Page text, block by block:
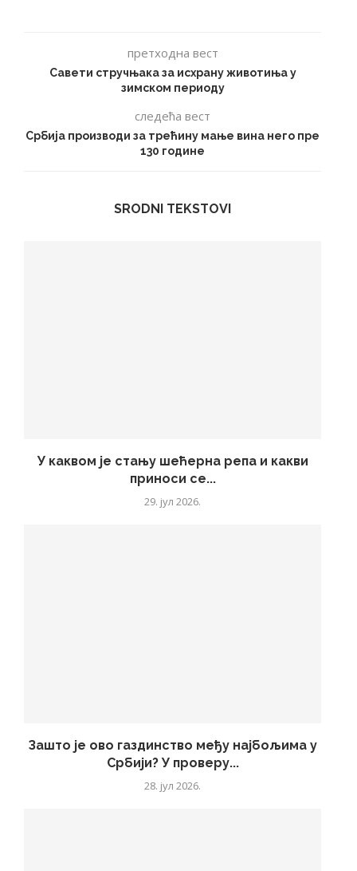
претходна вест
Савети стручњака за исхрану животиња у
зимском периоду
следећа вест
Србија производи за трећину мање вина него пре
130 године
SRODNI TEKSTOVI
У каквом је стању шећерна репа и какви
приноси се...
29. јул 2026.
Зашто је ово газдинство међу најбољима у
Србији? У проверу...
28. јул 2026.